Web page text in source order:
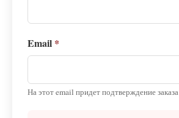
Email *
На этот email придет подтверждение заказа